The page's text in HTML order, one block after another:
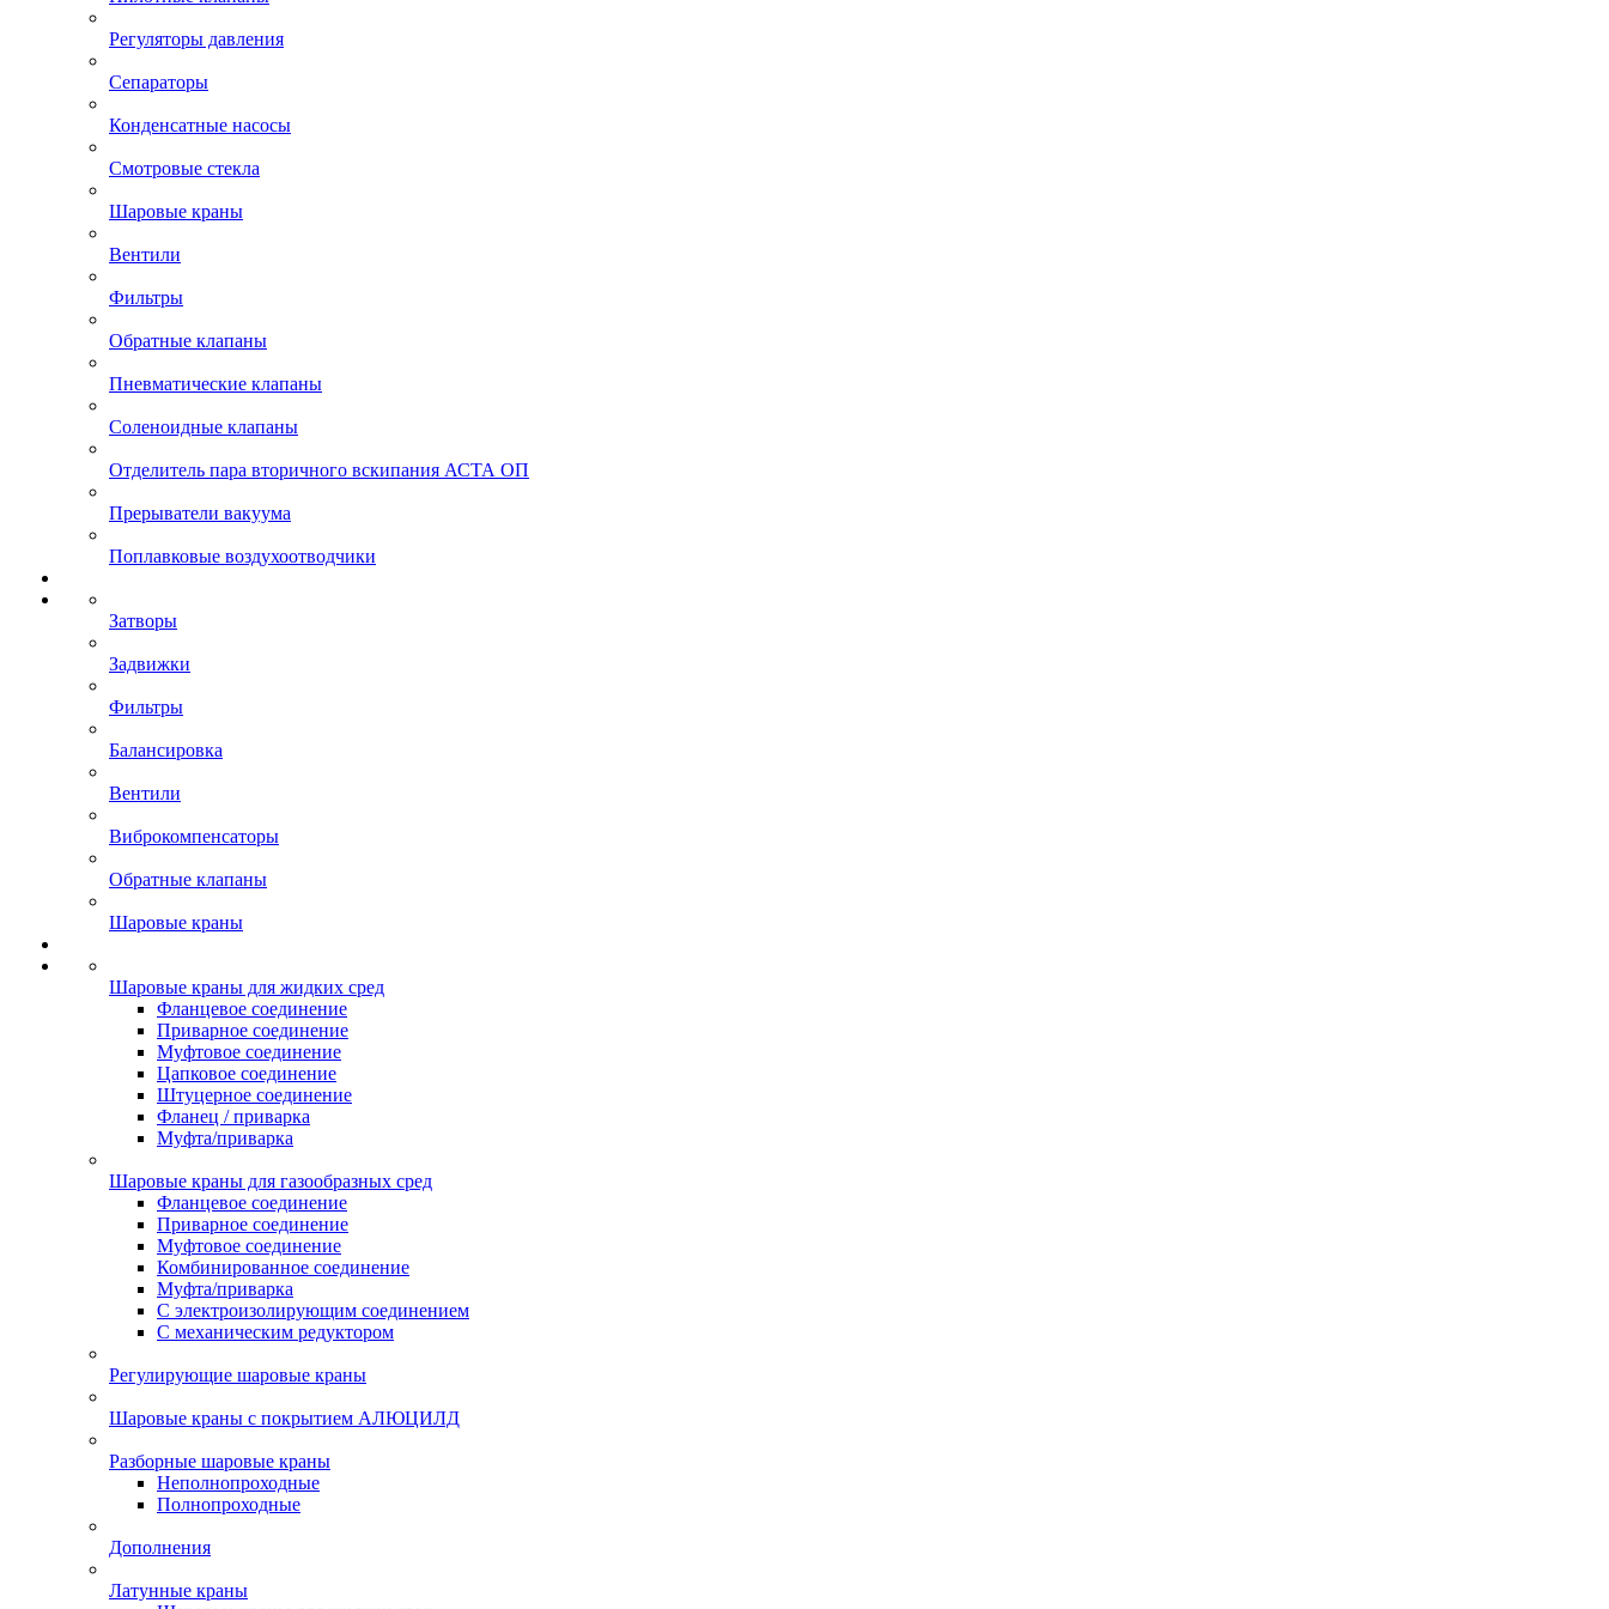
Регуляторы давления
Сепараторы
Конденсатные насосы
Смотровые стекла
Шаровые краны
Вентили
Фильтры
Обратные клапаны
Пневматические клапаны
Соленоидные клапаны
Отделитель пара вторичного вскипания АСТА ОП
Прерыватели вакуума
Поплавковые воздухоотводчики
Затворы
Задвижки
Фильтры
Балансировка
Вентили
Виброкомпенсаторы
Обратные клапаны
Шаровые краны
Шаровые краны для жидких сред
Фланцевое соединение
Приварное соединение
Муфтовое соединение
Цапковое соединение
Штуцерное соединение
Фланец / приварка
Муфта/приварка
Шаровые краны для газообразных сред
Фланцевое соединение
Приварное соединение
Муфтовое соединение
Комбинированное соединение
Муфта/приварка
С электроизолирующим соединением
С механическим редуктором
Регулирующие шаровые краны
Шаровые краны с покрытием АЛЮЦИЛД
Разборные шаровые краны
Неполнопроходные
Полнопроходные
Дополнения
Латунные краны